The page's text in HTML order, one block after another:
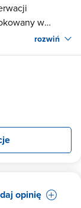
w
rezerwacyjnej.)
rozwiń
opinię